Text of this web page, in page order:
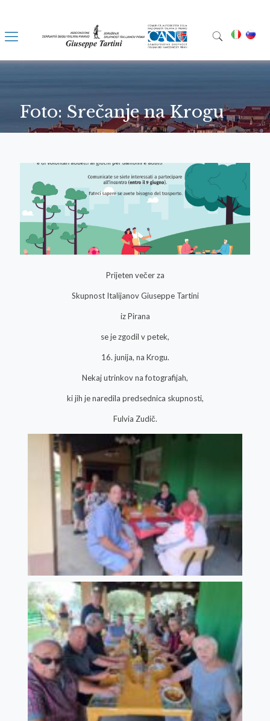
Foto: Srečanje na Krogu
Prijeten večer za
Skupnost Italijanov Giuseppe Tartini
iz Pirana
se je zgodil v petek,
16. junija, na Krogu.
Nekaj utrinkov na fotografijah,
ki jih je naredila predsednica skupnosti,
Fulvia Zudič.